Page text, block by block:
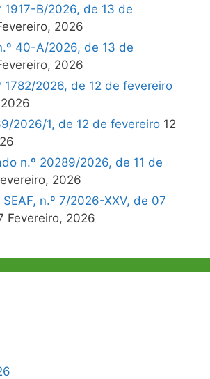
1917-B/2026, de 13 de
2026
40-A/2026, de 13 de
2026
1782/2026, de 12 de fevereiro
2026/1, de 12 de fevereiro 12
n.º 20289/2026, de 11 de
2026
n.º 7/2026-XXV, de 07
Fevereiro, 2026